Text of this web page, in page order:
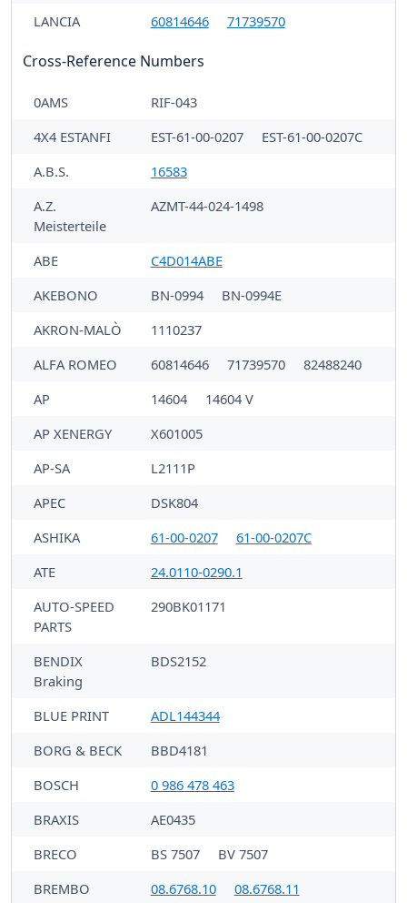
LANCIA 60814646 71739570
Cross-Reference Numbers
0AMS
RIF-043
4X4 ESTANFI
EST-61-00-0207
EST-61-00-0207C
A.B.S.
16583
A.Z.
Meisterteile
AZMT-44-024-1498
ABE
C4D014ABE
AKEBONO
BN-0994
BN-0994E
AKRON-MALÒ
1110237
ALFA ROMEO
60814646 71739570
82488240
AP
14604
14604 V
AP XENERGY
X601005
AP-SA
L2111P
APEC
DSK804
ASHIKA
61-00-0207
61-00-0207C
ATE
24.0110-0290.1
AUTO-SPEED
PARTS
290BK01171
BENDIX
Braking
BDS2152
BLUE PRINT
ADL144344
BORG & BECK
BBD4181
BOSCH
0 986 478 463
BRAXIS
AE0435
BRECO
BS 7507
BV 7507
BREMBO
08.6768.10
08.6768.11